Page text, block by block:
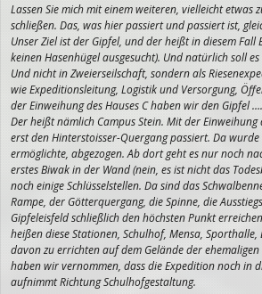
Lassen Sie mich mit einem weiteren, vielleicht etwas
schließen. Das, was hier passiert und passiert ist,
Unser Ziel ist der Gipfel, und der heißt in diesem Fall
keinen Hasenhügel ausgesucht). Und natürlich soll
Und nicht in Zweierseilschaft, sondern als
wie Expeditionsleitung, Logistik und Versorgung,
der Einweihung des Hauses C haben wir den Gipfel
Der heißt nämlich Campus Stein. Mit der Einweihung
erst den Hinterstoisser-Quergang passiert. Da wurde
ermöglichte, abgezogen. Ab dort geht es nur noch
erstes Biwak in der Wand (nein, es ist nicht das
noch einige Schlüsselstellen. Da sind das
Rampe, der Götterquergang, die Spinne, die
Gipfeleisfeld schließlich den höchsten Punkt
heißen diese Stationen, Schulhof, Mensa, Sporthalle,
davon zu errichten auf dem Gelände der
haben wir vernommen, dass die Expedition noch in
aufnimmt Richtung Schulhofgestaltung.